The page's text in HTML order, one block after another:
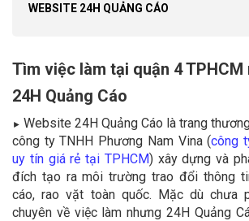
WEBSITE 24H QUẢNG CÁO
Tìm việc làm tại quận 4 TPHCM
24H Quảng Cáo
► Website 24H Quảng Cáo là trang
công ty TNHH Phương Nam Vina (công
uy tín giá rẻ tại TPHCM) xây dựng và
đích tạo ra môi trường trao đổi thông
cáo, rao vặt toàn quốc. Mặc dù chưa
chuyên về việc làm nhưng 24H Quảng